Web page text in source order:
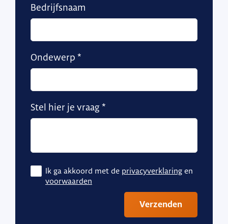
Bedrijfsnaam
Ondewerp
Stel hier je vraag
Ik ga akkoord met de privacyverklaring en
voorwaarden
Verzenden